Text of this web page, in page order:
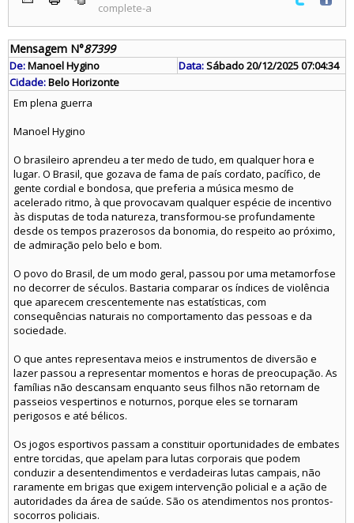
complete-a
Mensagem N°87399
De:Manoel Hygino Data:Sábado 20/12/2025 07:04:34
Cidade:Belo Horizonte
Em plena guerra
Manoel Hygino
O brasileiro aprendeu a ter medo de tudo, em qualquer hora e
lugar. O Brasil, que gozava de fama de país cordato, pacífico, de
gente cordial e bondosa, que preferia a música mesmo de
acelerado ritmo, à que provocavam qualquer espécie de incentivo
às disputas de toda natureza, transformou-se profundamente
desde os tempos prazerosos da bonomia, do respeito ao próximo,
de admiração pelo belo e bom.
O povo do Brasil, de um modo geral, passou por uma metamorfose
no decorrer de séculos. Bastaria comparar os índices de violência
que aparecem crescentemente nas estatísticas, com
consequências naturais no comportamento das pessoas e da
sociedade.
O que antes representava meios e instrumentos de diversão e
lazer passou a representar momentos e horas de preocupação. As
famílias não descansam enquanto seus filhos não retornam de
passeios vespertinos e noturnos, porque eles se tornaram
perigosos e até bélicos.
Os jogos esportivos passam a constituir oportunidades de embates
entre torcidas, que apelam para lutas corporais que podem
conduzir a desentendimentos e verdadeiras lutas campais, não
raramente em brigas que exigem intervenção policial e a ação de
autoridades da área de saúde. São os atendimentos nos prontos-
socorros policiais.